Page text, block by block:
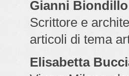
Gianni Biondillo
Scrittore e
articoli di tema
Elisabetta